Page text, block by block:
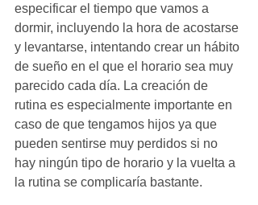
especificar el tiempo que vamos a
dormir, incluyendo la hora de acostarse
y levantarse, intentando crear un hábito
de sueño en el que el horario sea muy
parecido cada día. La creación de
rutina es especialmente importante en
caso de que tengamos hijos ya que
pueden sentirse muy perdidos si no
hay ningún tipo de horario y la vuelta a
la rutina se complicaría bastante.